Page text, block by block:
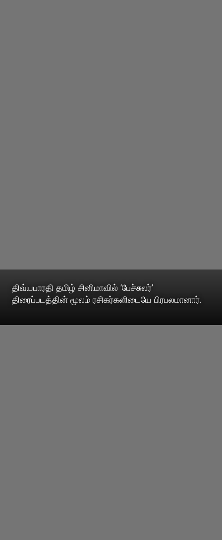
திவ்யபாரதி தமிழ் சினிமாவில் ‘பேச்சுலர்’
திரைப்படத்தின் மூலம் ரசிகர்களிடையே பிரபலமானார்.